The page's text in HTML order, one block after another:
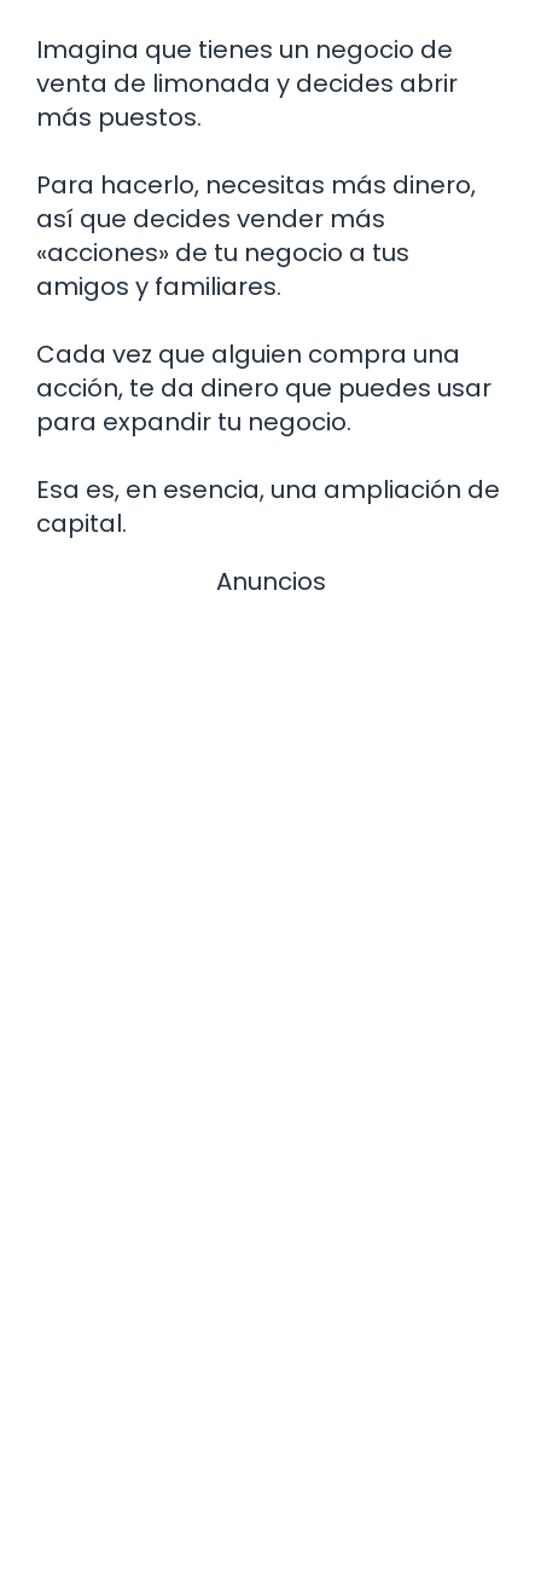
Imagina que tienes un negocio de
venta de limonada y decides abrir
más puestos.
Para hacerlo, necesitas más dinero,
así que decides vender más
«acciones» de tu negocio a tus
amigos y familiares.
Cada vez que alguien compra una
acción, te da dinero que puedes usar
para expandir tu negocio.
Esa es, en esencia, una ampliación de
capital.
Anuncios